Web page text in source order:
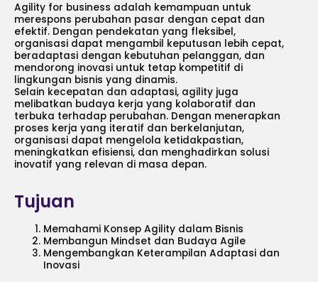
Agility for business adalah kemampuan untuk
merespons perubahan pasar dengan cepat dan
efektif. Dengan pendekatan yang fleksibel,
organisasi dapat mengambil keputusan lebih cepat,
beradaptasi dengan kebutuhan pelanggan, dan
mendorong inovasi untuk tetap kompetitif di
lingkungan bisnis yang dinamis.
Selain kecepatan dan adaptasi, agility juga
melibatkan budaya kerja yang kolaboratif dan
terbuka terhadap perubahan. Dengan menerapkan
proses kerja yang iteratif dan berkelanjutan,
organisasi dapat mengelola ketidakpastian,
meningkatkan efisiensi, dan menghadirkan solusi
inovatif yang relevan di masa depan.
Tujuan
Memahami Konsep Agility dalam Bisnis
Membangun Mindset dan Budaya Agile
Mengembangkan Keterampilan Adaptasi dan
Inovasi